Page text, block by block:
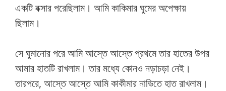
একটি বক্সার পরেছিলাম। আমি কাকিমার ঘুমের অপেক্ষায়
ছিলাম।
সে ঘুমানোর পরে আমি আস্তে আস্তে প্রথমে তার হাতের উপর
আমার হাতটি রাখলাম। তার মধ্যে কোনও নড়াচড়া নেই।
তারপরে, আস্তে আস্তে আমি কাকীমার নাভিতে হাত রাখলাম।